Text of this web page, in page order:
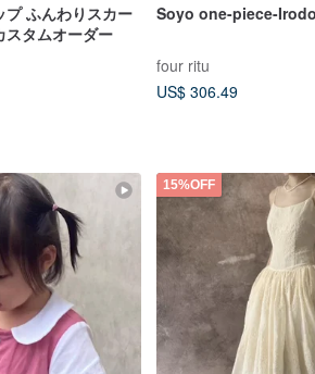
プ ふんわりスカー
スタムオーダー
Soyo one-piece-
four ritu
US$ 306.49
15%OFF